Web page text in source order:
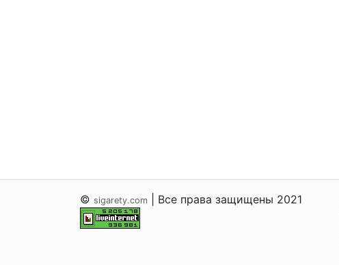
© sigarety.com | Все права защищены 2021